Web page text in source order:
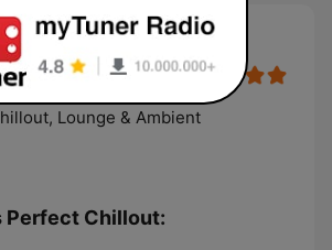
Lounge & Ambient
Perfect Chillout: